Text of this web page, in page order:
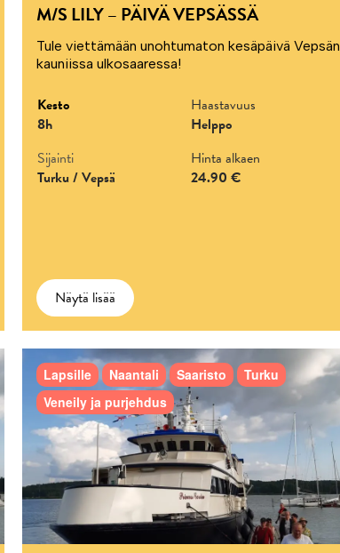
M/S LILY – PÄIVÄ VEPSÄSSÄ
Tule viettämään unohtumaton kesäpäivä Vepsän
kauniissa ulkosaaressa!
Kesto
8h
Haastavuus
Helppo
Sijainti
Turku / Vepsä
Hinta alkaen
24.90 €
Näytä lisää
Lapsille Naantali Saaristo
Turku
Veneily ja purjehdus